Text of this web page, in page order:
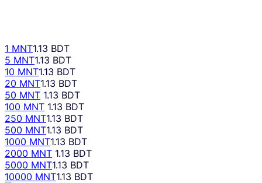
1 MNT1.13 BDT
5 MNT1.13 BDT
10 MNT1.13 BDT
20 MNT1.13 BDT
50 MNT 1.13 BDT
100 MNT 1.13 BDT
250 MNT1.13 BDT
500 MNT1.13 BDT
1000 MNT1.13 BDT
2000 MNT 1.13 BDT
5000 MNT1.13 BDT
10000 MNT1.13 BDT